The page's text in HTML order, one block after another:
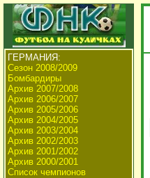
ГЕРМАНИЯ:
Сезон 2008/2009
Бомбардиры
Архив 2007/2008
Архив 2006/2007
Архив 2005/2006
Архив 2004/2005
Архив 2003/2004
Архив 2002/2003
Архив 2001/2002
Архив 2000/2001
Список чемпионов